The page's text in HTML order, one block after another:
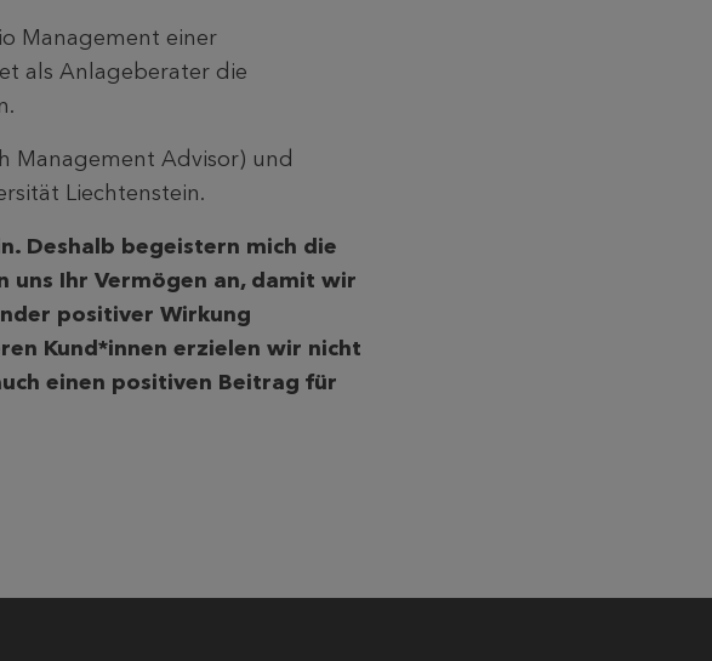
Management einer
als Anlageberater die
Management Advisor) und
Liechtenstein.
Deshalb begeistern mich die
uns Ihr Vermögen an, damit wir
positiver Wirkung
Kund*innen erzielen wir nicht
einen positiven Beitrag für